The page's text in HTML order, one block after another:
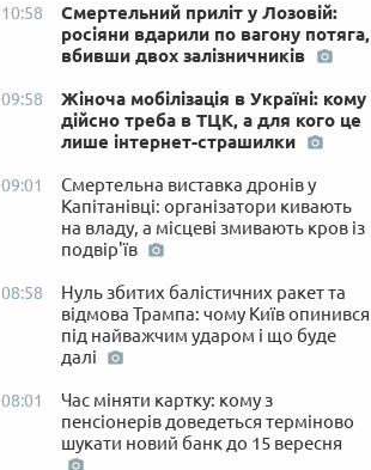
10:58
Смертельний приліт у Лозовій:
росіяни вдарили по вагону потяга,
вбивши двох залізничників
09:58
Жіноча мобілізація в Україні: кому
дійсно треба в ТЦК, а для кого це
лише інтернет-страшилки
09:01
Смертельна виставка дронів у
Капітанівці: організатори кивають
на владу, а місцеві змивають кров із
подвір'їв
08:58
Нуль збитих балістичних ракет та
відмова Трампа: чому Київ опинився
під найважчим ударом і що буде
далі
08:01
Час міняти картку: кому з
пенсіонерів доведеться терміново
шукати новий банк до 15 вересня